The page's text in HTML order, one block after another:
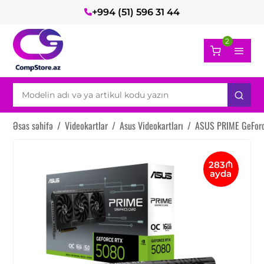
+994 (51) 596 31 44
2
Əsas səhifə / Videokartlar / Asus Videokartları / ASUS PRIME
283₼
ayda